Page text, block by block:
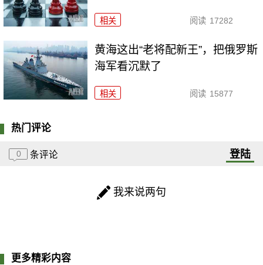
相关 阅读 17282
黄海这出“老将配新王”，把俄罗斯
海军看沉默了
相关 阅读 15877
热门评论
0 条评论 登陆
我来说两句
更多精彩内容